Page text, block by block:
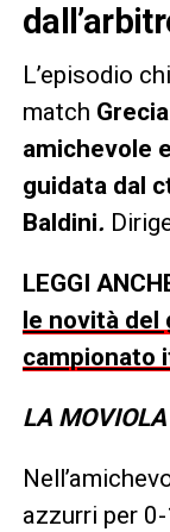
L’episodio
match
amichevole
guidata dal
Baldini.
LEGGI
le novità
campionato
LA MOVIOLA
azzurri per 0-